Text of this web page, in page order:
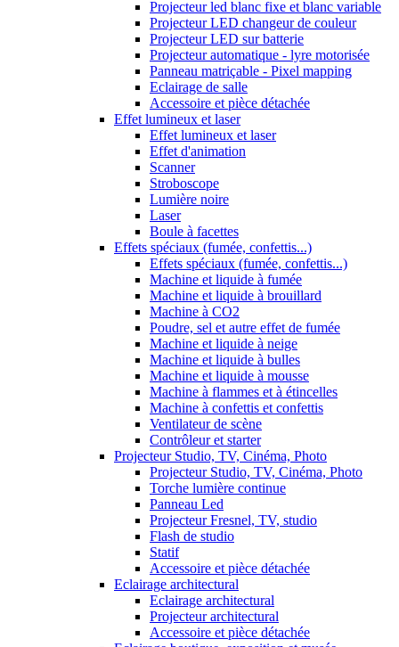
Projecteur led blanc fixe et blanc variable
Projecteur LED changeur de couleur
Projecteur LED sur batterie
Projecteur automatique - lyre motorisée
Panneau matriçable - Pixel mapping
Eclairage de salle
Accessoire et pièce détachée
Effet lumineux et laser
Effet lumineux et laser
Effet d'animation
Scanner
Stroboscope
Lumière noire
Laser
Boule à facettes
Effets spéciaux (fumée, confettis...)
Effets spéciaux (fumée, confettis...)
Machine et liquide à fumée
Machine et liquide à brouillard
Machine à CO2
Poudre, sel et autre effet de fumée
Machine et liquide à neige
Machine et liquide à bulles
Machine et liquide à mousse
Machine à flammes et à étincelles
Machine à confettis et confettis
Ventilateur de scène
Contrôleur et starter
Projecteur Studio, TV, Cinéma, Photo
Projecteur Studio, TV, Cinéma, Photo
Torche lumière continue
Panneau Led
Projecteur Fresnel, TV, studio
Flash de studio
Statif
Accessoire et pièce détachée
Eclairage architectural
Eclairage architectural
Projecteur architectural
Accessoire et pièce détachée